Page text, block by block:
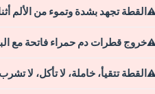
القطة تجهد بشدة وتموء من الألم
خروج قطرات دم حمراء فاتحة مع
القطة تتقيأ، خاملة، لا تأكل، لا تشرب